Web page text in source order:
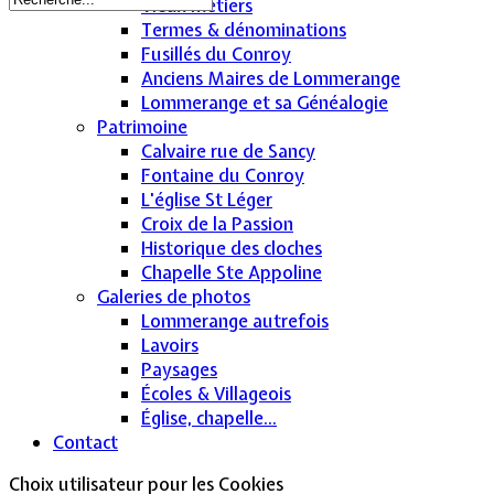
Vieux métiers
Termes & dénominations
Fusillés du Conroy
Anciens Maires de Lommerange
Lommerange et sa Généalogie
Patrimoine
Calvaire rue de Sancy
Fontaine du Conroy
L'église St Léger
Croix de la Passion
Historique des cloches
Chapelle Ste Appoline
Galeries de photos
Lommerange autrefois
Lavoirs
Paysages
Écoles & Villageois
Église, chapelle...
Contact
Choix utilisateur pour les Cookies